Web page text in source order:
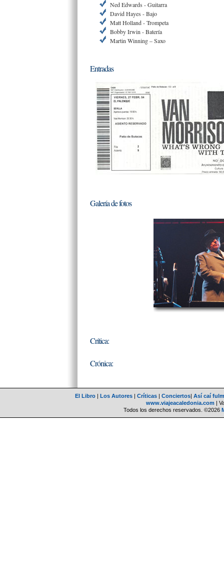
Ned Edwards - Guitarra
David Hayes - Bajo
Matt Holland - Trompeta
Bobby Irwin - Batería
Martin Winning – Saxo
Entradas
Galería de fotos
Crítica:
Crónica:
El Libro | Los Autores | Críticas | Conciertos| Así caí
www.viajeacaledonia.com |
Todos los derechos reservados. ©2026